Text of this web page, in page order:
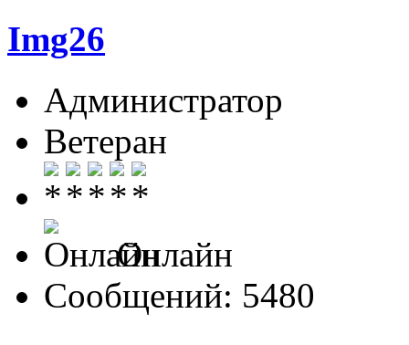
Img26
Администратор
Ветеран
Онлайн
Сообщений: 5480